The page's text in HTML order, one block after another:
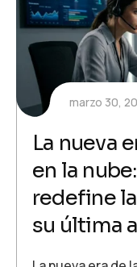
marzo 30,
La nueva
en la
redefine
su última